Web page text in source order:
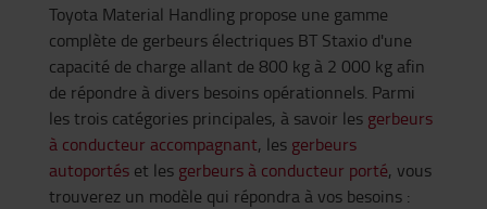
Toyota Material Handling propose une gamme
complète de gerbeurs électriques BT Staxio d'une
capacité de charge allant de 800 kg à 2 000 kg afin
de répondre à divers besoins opérationnels. Parmi
les trois catégories principales, à savoir les gerbeurs
à conducteur accompagnant, les gerbeurs
autoportés et les gerbeurs à conducteur porté, vous
trouverez un modèle qui répondra à vos besoins :